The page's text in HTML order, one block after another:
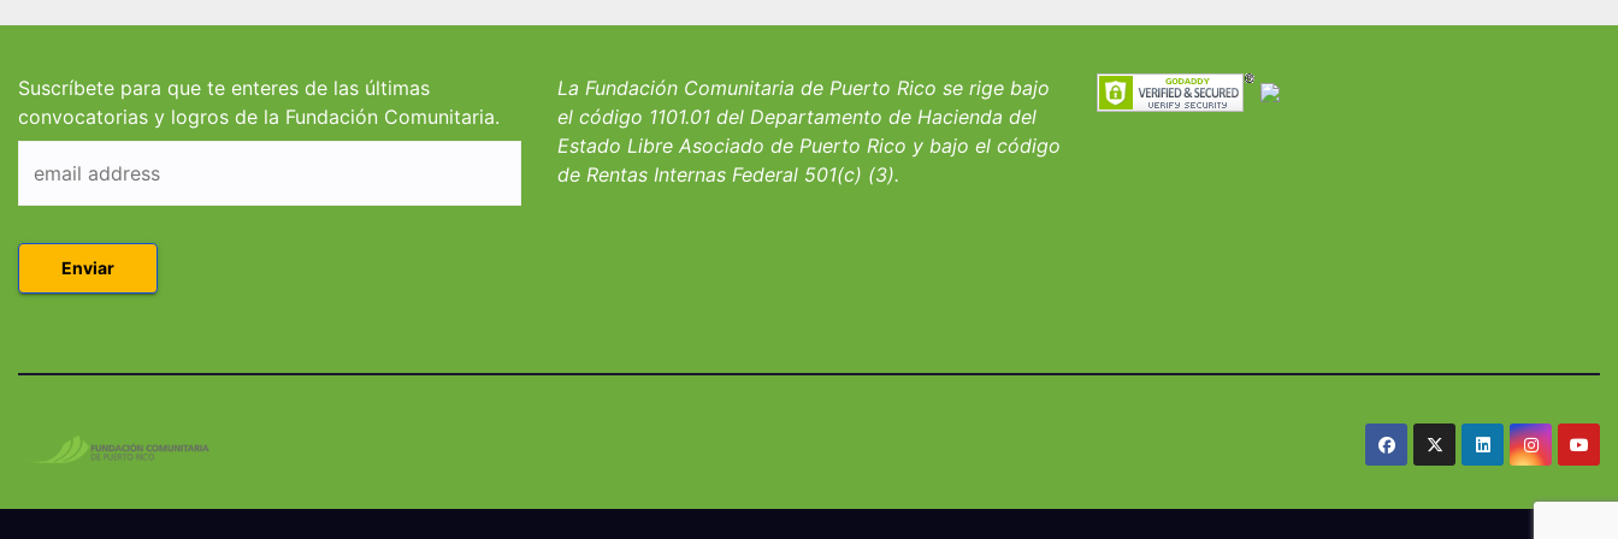
Rico
albergues infantiles
Suscríbete para que te enteres de las últimas
convocatorias y logros de la Fundación Comunitaria.
La Fundación Comunitaria de Puerto Rico se rige bajo
el código 1101.01 del Departamento de Hacienda del
Estado Libre Asociado de Puerto Rico y bajo el código
de Rentas Internas Federal 501(c) (3).